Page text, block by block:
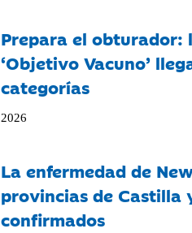
Prepara el obturador:
‘Objetivo Vacuno’
categorías
2026
La enfermedad de
provincias de Castilla
confirmados